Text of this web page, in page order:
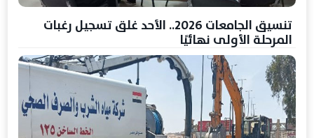
تنسيق الجامعات 2026.. الأحد غلق تسجيل رغبات
المرحلة الأولى نهائيًا